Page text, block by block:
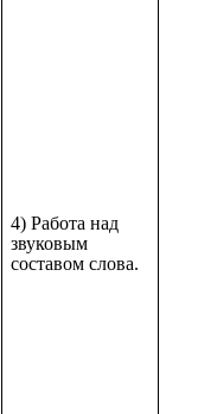
4) Работа над
звуковым
составом слова.